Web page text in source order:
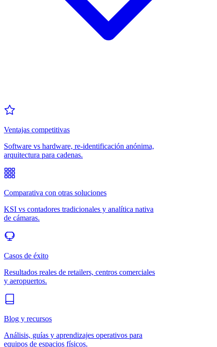
Ventajas competitivas
Software vs hardware, re-identificación anónima,
arquitectura para cadenas.
Comparativa con otras soluciones
KSI vs contadores tradicionales y analítica nativa
de cámaras.
Casos de éxito
Resultados reales de retailers, centros comerciales
y aeropuertos.
Blog y recursos
Análisis, guías y aprendizajes operativos para
equipos de espacios físicos.